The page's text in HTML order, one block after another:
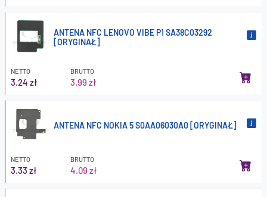
ANTENA NFC LENOVO VIBE P1 SA38C03292
[ORYGINAŁ]
NETTO
3.24 zł
BRUTTO
3.99 zł
ANTENA NFC NOKIA 5 S0AA06030A0 [ORYGINAŁ]
NETTO
3.33 zł
BRUTTO
4.09 zł